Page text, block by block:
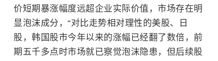
价短期暴涨幅度远超企业实际价值，市场存在明
显泡沫成分，“对比走势相对理性的美股、日
股，韩国股市今年以来的涨幅已经翻了数倍，前
期五千多点时市场就已察觉泡沫隐患，但后续股